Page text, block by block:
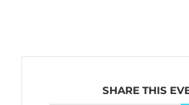
SHARE THIS